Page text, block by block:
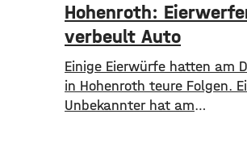
Hohenroth:
verbeult Auto
Einige Eierwürfe hatten am
in Hohenroth teure Folgen.
Unbekannter hat am